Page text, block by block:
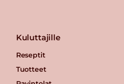
Kuluttajille
Reseptit
Tuotteet